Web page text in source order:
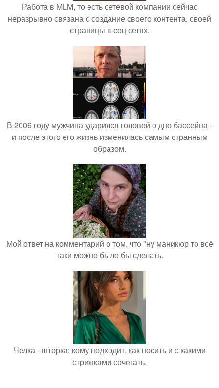
Работа в MLM, то есть сетевой компании сейчас
неразрывно связана с создание своего контента, своей
страницы в соц сетях.
В 2006 году мужчина ударился головой о дно бассейна -
и после этого его жизнь изменилась самым странным
образом.
Мой ответ на комментарий о том, что "ну маникюр то всё
таки можно было бы сделать.
Челка - шторка: кому подходит, как носить и с какими
стрижками сочетать.